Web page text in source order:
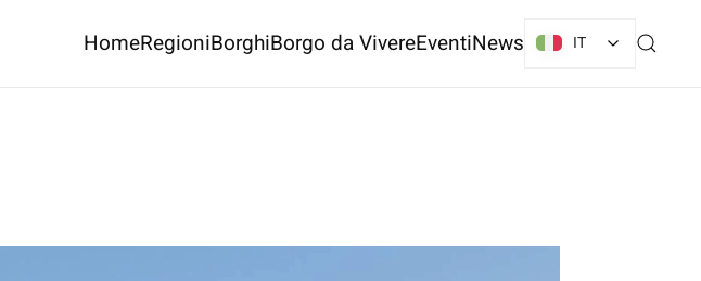
HomeRegioniBorghiBorgo da VivereEventiNews IT